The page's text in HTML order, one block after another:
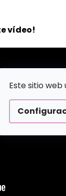
Este sitio
vídeo!